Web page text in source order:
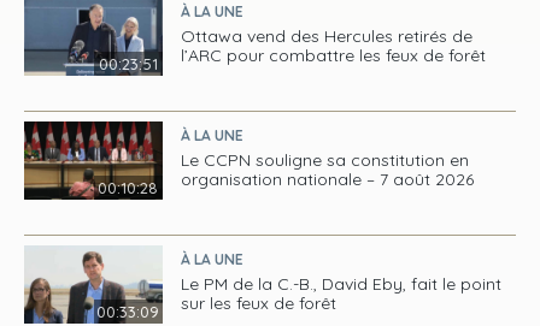
00:23:51
À LA UNE
Ottawa vend des Hercules retirés de
l’ARC pour combattre les feux de forêt
00:10:28
À LA UNE
Le CCPN souligne sa constitution en
organisation nationale – 7 août 2026
00:33:09
À LA UNE
Le PM de la C.-B., David Eby, fait le point
sur les feux de forêt